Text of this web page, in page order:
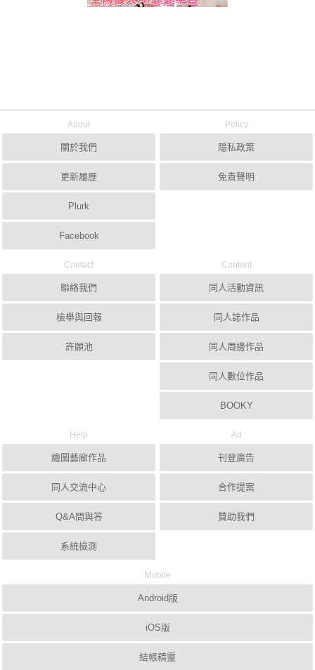
About
關於我們
更新履歷
Plurk
Facebook
Policy
隱私政策
免責聲明
Contact
聯絡我們
檢舉與回報
許願池
Content
同人活動資訊
同人誌作品
同人周邊作品
同人數位作品
BOOKY
Help
繪圖藝廊作品
同人交流中心
Q&A問與答
系統檢測
Ad
刊登廣告
合作提案
贊助我們
Mobile
Android版
iOS版
結帳精靈